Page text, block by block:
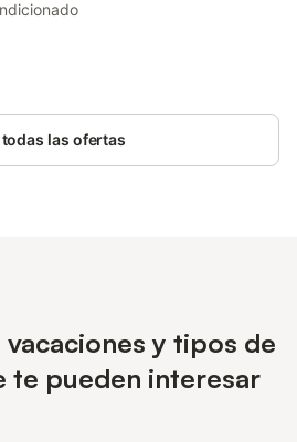
todas las ofertas
y tipos de
te pueden interesar